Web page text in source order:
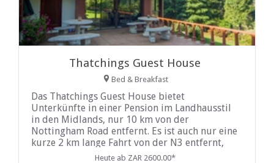
Thatchings Guest House
Bed & Breakfast
Das Thatchings Guest House bietet
Unterkünfte in einer Pension im Landhausstil
in den Midlands, nur 10 km von der
Nottingham Road entfernt. Es ist auch nur eine
kurze 2 km lange Fahrt von der N3 entfernt,
der Hauptstrecke zwischen Johannesburg und
Heute ab ZAR 2600.00*